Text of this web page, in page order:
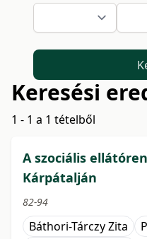
Keresési
1 - 1 a 1 tételből
A szociális
Kárpátalján
82-94
Báthori-Tárczy Zita